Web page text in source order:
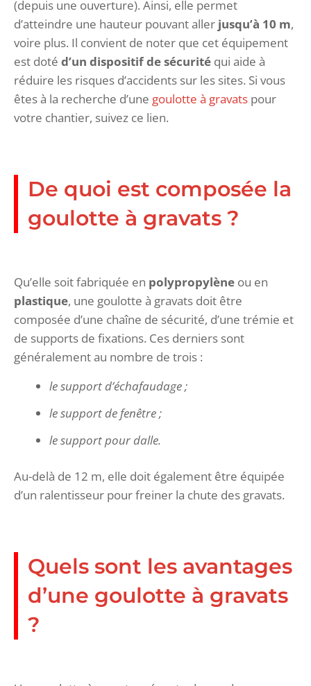
(depuis une ouverture). Ainsi, elle permet
d’atteindre une hauteur pouvant aller jusqu’à 10 m,
voire plus. Il convient de noter que cet équipement
est doté d’un dispositif de sécurité qui aide à
réduire les risques d’accidents sur les sites. Si vous
êtes à la recherche d’une goulotte à gravats pour
votre chantier, suivez ce lien.
De quoi est composée la
goulotte à gravats ?
Qu’elle soit fabriquée en polypropylène ou en
plastique, une goulotte à gravats doit être
composée d’une chaîne de sécurité, d’une trémie et
de supports de fixations. Ces derniers sont
généralement au nombre de trois :
le support d’échafaudage ;
le support de fenêtre ;
le support pour dalle.
Au-delà de 12 m, elle doit également être équipée
d’un ralentisseur pour freiner la chute des gravats.
Quels sont les avantages
d’une goulotte à gravats
?